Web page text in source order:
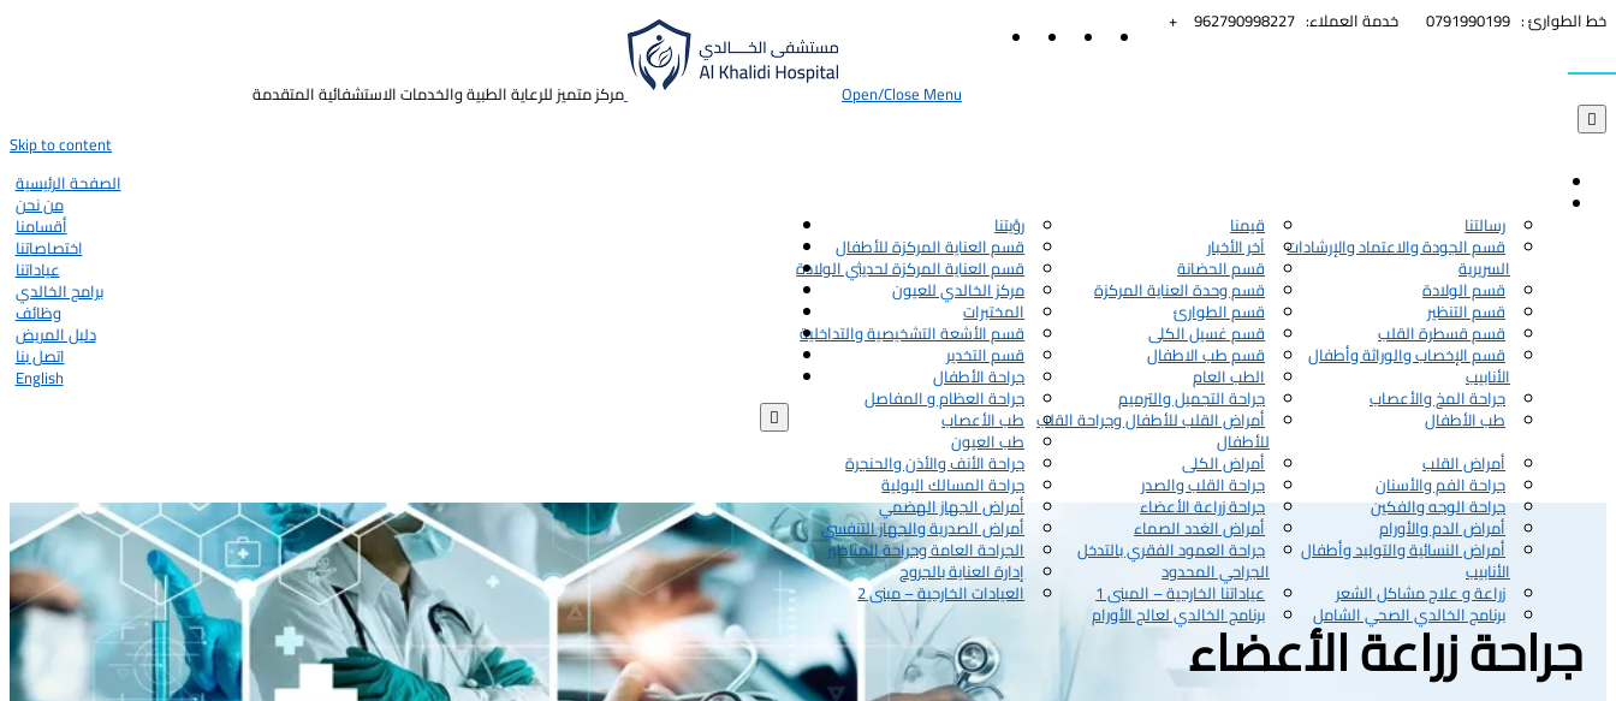
خط الطوارئ : 0791990199 خدمة العملاء: 962790998227+
Open/Close Menu
مركز متميز للرعاية الطبية والخدمات الاستشفائية المتقدمة

Skip to content
الصفحة الرئيسية
من نحن
رسالتنا قيمنا رؤيتنا
قسم الجودة والاعتماد والإرشادات
السريرية
آخر الأخبار
أقسامنا
قسم العناية المركزة للأطفال
قسم الحضانة قسم العناية المركزة لحديثي الولادة
قسم الولادة قسم وحدة العناية المركزة مركز الخالدي للعيون
قسم التنظير قسم الطوارئ المختبرات
قسم قسطرة القلب قسم غسيل الكلى قسم الأشعة التشخيصية والتداخلية
قسم الإخصاب والوراثة وأطفال
الأنابيب
قسم طب الاطفال قسم التخدير
اختصاصاتنا
الطب العام جراحة الأطفال
جراحة المخ والأعصاب جراحة التجميل والترميم جراحة العظام و المفاصل
طب الأطفال أمراض القلب للأطفال وجراحة القلب
للأطفال
طب الأعصاب
طب العيون
أمراض القلب أمراض الكلى جراحة الأنف والأذن والحنجرة
جراحة الفم والأسنان جراحة القلب والصدر جراحة المسالك البولية
جراحة الوجه والفكين جراحة زراعة الأعضاء أمراض الجهاز الهضمي
أمراض الدم والأورام أمراض الغدد الصماء أمراض الصدرية والجهاز التنفسي
أمراض النسائية والتوليد وأطفال
الأنابيب
جراحة العمود الفقري بالتدخل
الجراحي المحدود
الجراحة العامة وجراحة المناظير
إدارة العناية بالجروح
زراعة و علاج مشاكل الشعر
عياداتنا
عياداتنا الخارجية – المبنى 1 العيادات الخارجية – مبنى 2
برامج الخالدي
برنامج الخالدي الصحي الشامل برنامج الخالدي لعالج الأورام
وظائف
دليل المريض
اتصل بنا
English

جراحة زراعة الأعضاء